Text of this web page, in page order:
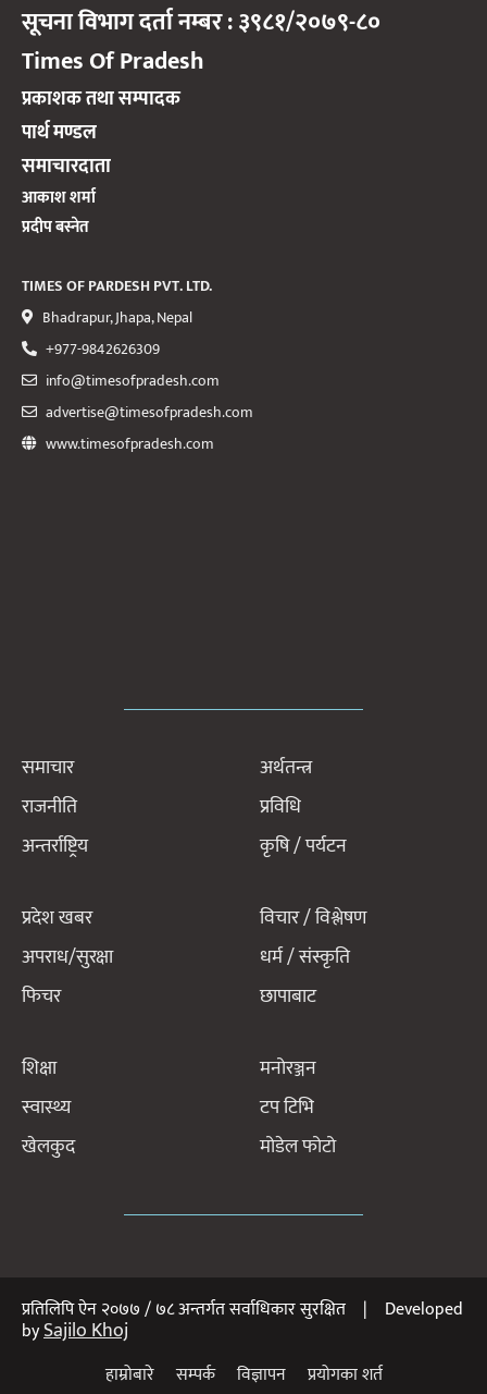
सूचना विभाग दर्ता नम्बर : ३९८१/२०७९-८०
Times Of Pradesh
प्रकाशक तथा सम्पादक
पार्थ मण्डल
समाचारदाता
आकाश शर्मा
प्रदीप बस्नेत
TIMES OF PARDESH PVT. LTD.
Bhadrapur, Jhapa, Nepal
+977-9842626309
info@timesofpradesh.com
advertise@timesofpradesh.com
www.timesofpradesh.com
समाचार
राजनीति
अन्तर्राष्ट्रिय
अर्थतन्त्र
प्रविधि
कृषि / पर्यटन
प्रदेश खबर
अपराध/सुरक्षा
फिचर
विचार / विश्लेषण
धर्म / संस्कृति
छापाबाट
शिक्षा
स्वास्थ्य
खेलकुद
मनोरञ्जन
टप टिभि
मोडेल फोटो
प्रतिलिपि ऐन २०७७ / ७८ अन्तर्गत सर्वाधिकार सुरक्षित | Developed
bySajilo Khoj
हाम्रोबारे सम्पर्क विज्ञापन प्रयोगका शर्त